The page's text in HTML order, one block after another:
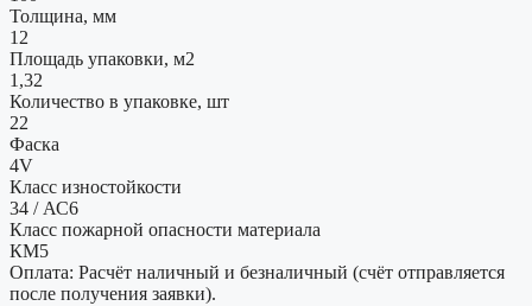
Толщина, мм
12
Площадь упаковки, м2
1,32
Количество в упаковке, шт
22
Фаска
4V
Класс изностойкости
34 / АС6
Класс пожарной опасности материала
КМ5
Оплата: Расчёт наличный и безналичный (счёт отправляется
после получения заявки).